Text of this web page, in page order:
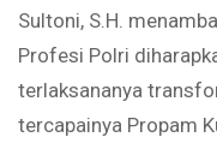
Sultoni, S.H.
Profesi Polri
terlaksananya
tercapainya Propam